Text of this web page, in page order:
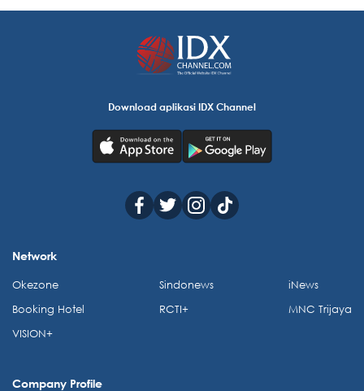
Download aplikasi IDX Channel
Network
Okezone
Booking Hotel
VISION+
Sindonews
RCTI+
iNews
MNC Trijaya
Company Profile